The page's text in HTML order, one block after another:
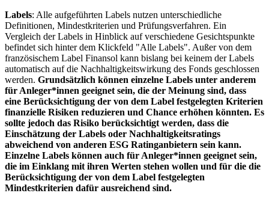
Labels: Alle aufgeführten Labels nutzen unterschiedliche
Definitionen, Mindestkriterien und Prüfungsverfahren. Ein
Vergleich der Labels in Hinblick auf verschiedene Gesichtspunkte
befindet sich hinter dem Klickfeld "Alle Labels". Außer von dem
französischem Label Finansol kann bislang bei keinem der Labels
automatisch auf die Nachhaltigkeitswirkung des Fonds geschlossen
werden. Grundsätzlich können einzelne Labels unter anderem
für Anleger*innen geeignet sein, die der Meinung sind, dass
eine Berücksichtigung der von dem Label festgelegten Kriterien
finanzielle Risiken reduzieren und Chance erhöhen könnten. Es
sollte jedoch das Risiko berücksichtigt werden, dass die
Einschätzung der Labels oder Nachhaltigkeitsratings
abweichend von anderen ESG Ratinganbietern sein kann.
Einzelne Labels können auch für Anleger*innen geeignet sein,
die im Einklang mit ihren Werten stehen wollen und für die die
Berücksichtigung der von dem Label festgelegten
Mindestkriterien dafür ausreichend sind.